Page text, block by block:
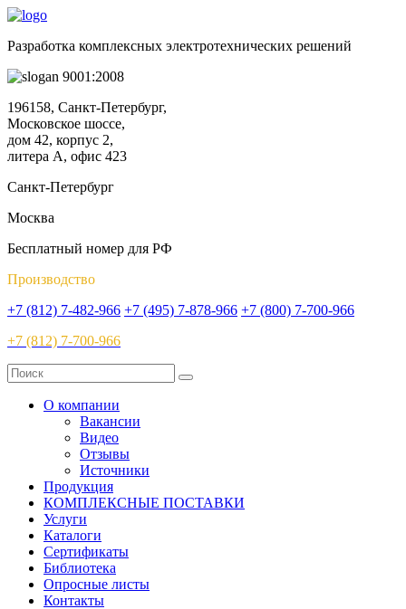
Разработка комплексных электротехнических решений
9001:2008
196158, Санкт-Петербург,
Московское шоссе,
дом 42, корпус 2,
литера А, офис 423
Санкт-Петербург
Москва
Бесплатный номер для РФ
Производство
+7 (812) 7-482-966 +7 (495) 7-878-966 +7 (800) 7-700-966
+7 (812) 7-700-966
О компании
Вакансии
Видео
Отзывы
Источники
Продукция
КОМПЛЕКСНЫЕ ПОСТАВКИ
Услуги
Каталоги
Сертификаты
Библиотека
Опросные листы
Контакты